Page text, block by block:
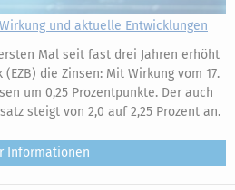
und aktuelle Entwicklungen
Mal seit fast drei Jahren erhöht
die Zinsen: Mit Wirkung vom 17.
um 0,25 Prozentpunkte. Der auch
steigt von 2,0 auf 2,25 Prozent an.